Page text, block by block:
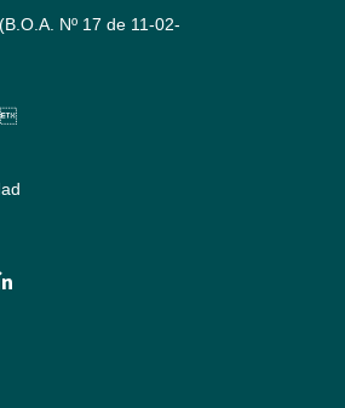
Nº 17 de 11-02-